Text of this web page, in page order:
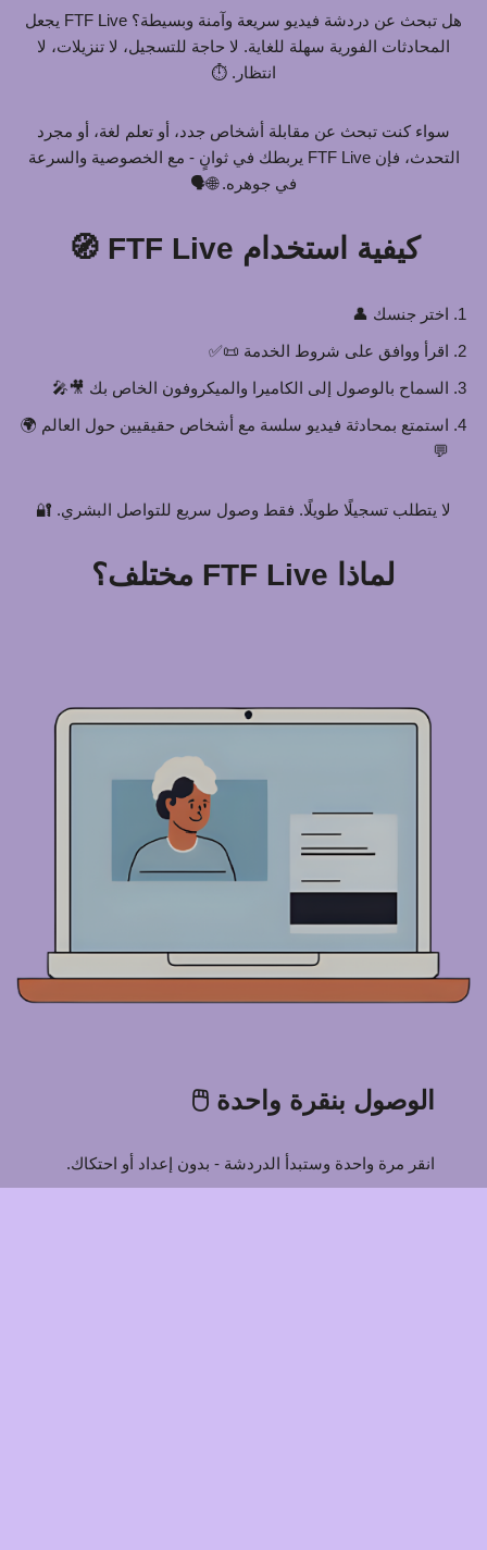
هل تبحث عن دردشة فيديو سريعة وآمنة وبسيطة؟ FTF Live يجعل
المحادثات الفورية سهلة للغاية. لا حاجة للتسجيل، لا تنزيلات، لا
انتظار. ⏱️
سواء كنت تبحث عن مقابلة أشخاص جدد، أو تعلم لغة، أو مجرد
التحدث، فإن FTF Live يربطك في ثوانٍ - مع الخصوصية والسرعة
في جوهره. 🌐🗣️
كيفية استخدام FTF Live 🧭
اختر جنسك 👤
اقرأ ووافق على شروط الخدمة 📜✅
السماح بالوصول إلى الكاميرا والميكروفون الخاص بك 🎥🎤
استمتع بمحادثة فيديو سلسة مع أشخاص حقيقيين حول العالم 🌍
💬
لا يتطلب تسجيلًا طويلًا. فقط وصول سريع للتواصل البشري. 🔐
لماذا FTF Live مختلف؟
الوصول بنقرة واحدة 🖱️
انقر مرة واحدة وستبدأ الدردشة - بدون إعداد أو احتكاك.